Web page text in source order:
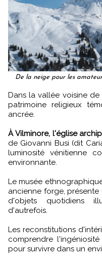
De la neige pour les
Dans la vallée voisine de Scalve, plus sauvage encore, le
patrimoine religieux
ancrée.
À Vilminore, l'église
de Giovanni Busi (dit
luminosité vénitienne
environnante.
Le musée
ancienne forge,
d'objets quotidiens
d'autrefois.
Les reconstitutions
comprendre
pour survivre dans un